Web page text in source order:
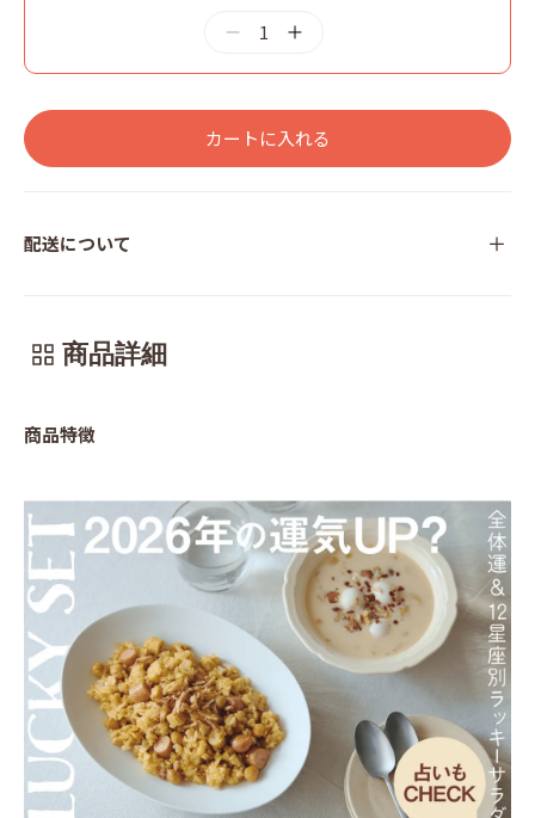
1
カートに入れる
配送について
商品詳細
商品特徴